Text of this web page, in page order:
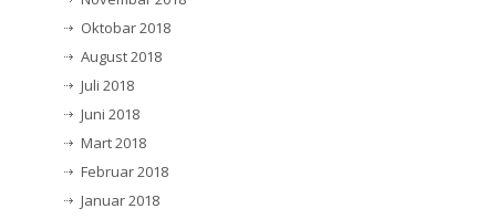
Oktobar 2018
August 2018
Juli 2018
Juni 2018
Mart 2018
Februar 2018
Januar 2018